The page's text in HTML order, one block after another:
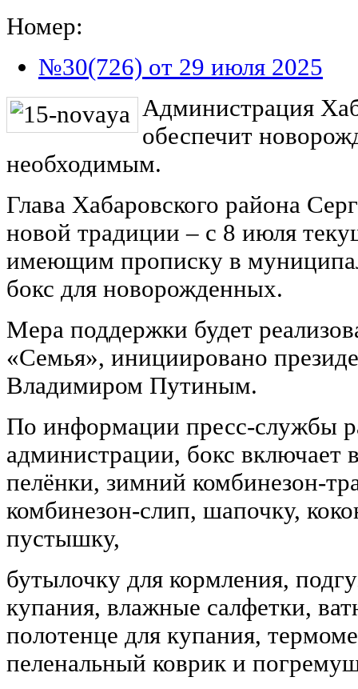
Номер:
№30(726) от 29 июля 2025
Администрация
обеспечит
необходимым.
Глава Хабаровского района
новой традиции ‒ с 8 июля
имеющим прописку в
бокс для новорожденных.
Мера поддержки будет
«Семья», инициировано
Владимиром Путиным.
По информации пресс-службы
администрации, бокс включает
пелёнки, зимний комбинезон-
комбинезон-слип, шапочку,
пустышку,
бутылочку для кормления,
купания, влажные салфетки,
полотенце для купания,
пеленальный коврик и